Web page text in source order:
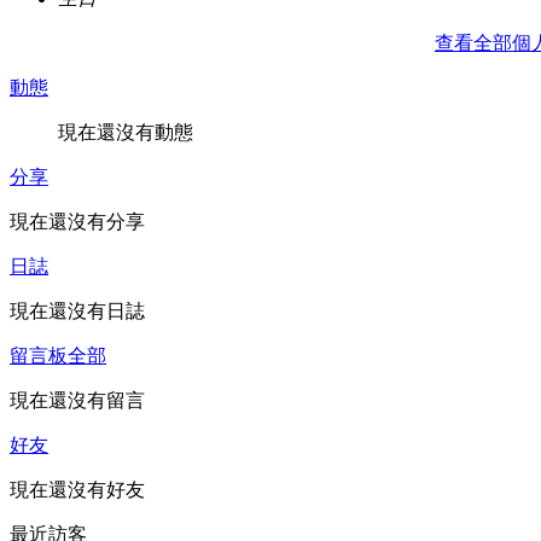
查看全部個
動態
現在還沒有動態
分享
現在還沒有分享
日誌
現在還沒有日誌
留言板全部
現在還沒有留言
好友
現在還沒有好友
最近訪客